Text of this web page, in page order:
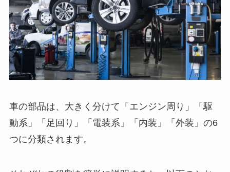
車の部品は、大きく分けて「エンジン周り」「駆
動系」「足回り」「電装系」「内装」「外装」の6
つに分類されます。